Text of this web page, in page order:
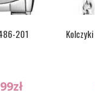
201
zł